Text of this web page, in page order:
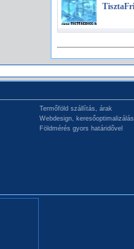
Termőföld szállítás, árak
Webdesign, keresőoptimalizálás
Földmérés gyors határidővel